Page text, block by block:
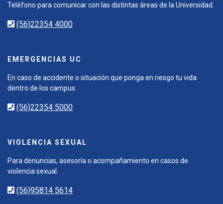
Teléfono para comunicar con las distintas áreas de la Universidad.
(56)22354 4000
EMERGENCIAS UC
En caso de accidente o situación que ponga en riesgo tu vida
dentro de los campus.
(56)22354 5000
VIOLENCIA SEXUAL
Para denuncias, asesoría o acompañamiento en casos de
violencia sexual.
(56)95814 5614